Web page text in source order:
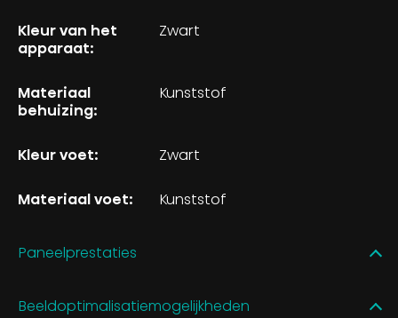
Kleur van het
apparaat:
Zwart
Materiaal
behuizing:
Kunststof
Kleur voet: Zwart
Materiaal voet: Kunststof
Paneelprestaties
Beeldoptimalisatiemogelijkheden